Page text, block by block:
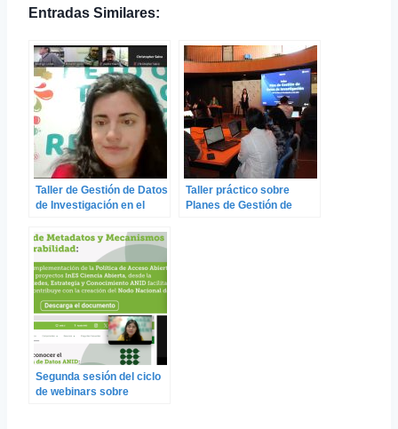
Entradas Similares:
Taller de Gestión de Datos
de Investigación en el
Ciencia Abierta UBB
Taller práctico sobre
Planes de Gestión de
Segunda sesión del ciclo
de webinars sobre